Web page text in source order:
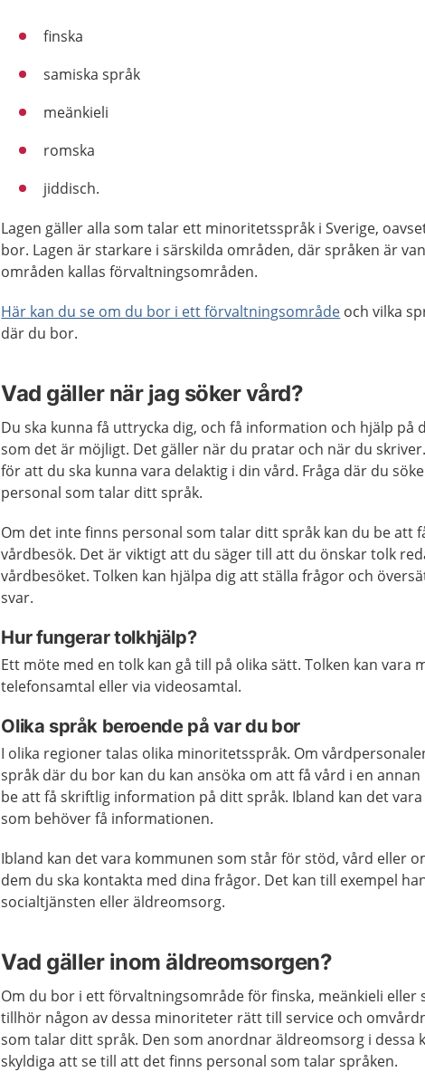
finska
samiska språk
meänkieli
romska
jiddisch.
Lagen gäller alla som talar ett minoritetsspråk i Sverige,
bor. Lagen är starkare i särskilda områden, där språken är
områden kallas förvaltningsområden.
Här kan du se om du bor i ett förvaltningsområde och vilka
där du bor.
Vad gäller när jag söker vård?
Du ska kunna få uttrycka dig, och få information och hjälp på
som det är möjligt. Det gäller när du pratar och när du
för att du ska kunna vara delaktig i din vård. Fråga där du
personal som talar ditt språk.
Om det inte finns personal som talar ditt språk kan du be att
vårdbesök. Det är viktigt att du säger till att du önskar tolk
vårdbesöket. Tolken kan hjälpa dig att ställa frågor och
svar.
Hur fungerar tolkhjälp?
Ett möte med en tolk kan gå till på olika sätt. Tolken kan vara
telefonsamtal eller via videosamtal.
Olika språk beroende på var du bor
I olika regioner talas olika minoritetsspråk. Om
språk där du bor kan du kan ansöka om att få vård i en annan
be att få skriftlig information på ditt språk. Ibland kan det
som behöver få informationen.
Ibland kan det vara kommunen som står för stöd, vård eller
dem du ska kontakta med dina frågor. Det kan till exempel
socialtjänsten eller äldreomsorg.
Vad gäller inom äldreomsorgen?
Om du bor i ett förvaltningsområde för finska, meänkieli eller
tillhör någon av dessa minoriteter rätt till service och
som talar ditt språk. Den som anordnar äldreomsorg i dessa
skyldiga att se till att det finns personal som talar språken.